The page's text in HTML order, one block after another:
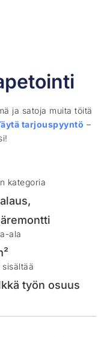
ja satoja muita töitä
tarjouspyyntö –
kategoria
,
ala
sisältää
työn osuus